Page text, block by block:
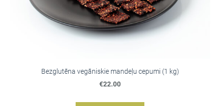
Bezglutēna vegāniskie mandeļu cepumi (1 kg)
€22.00